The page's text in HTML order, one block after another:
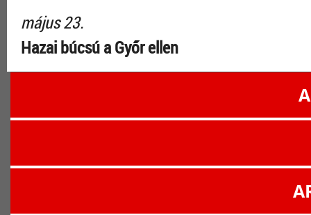
május 23.
Hazai búcsú a Győr ellen